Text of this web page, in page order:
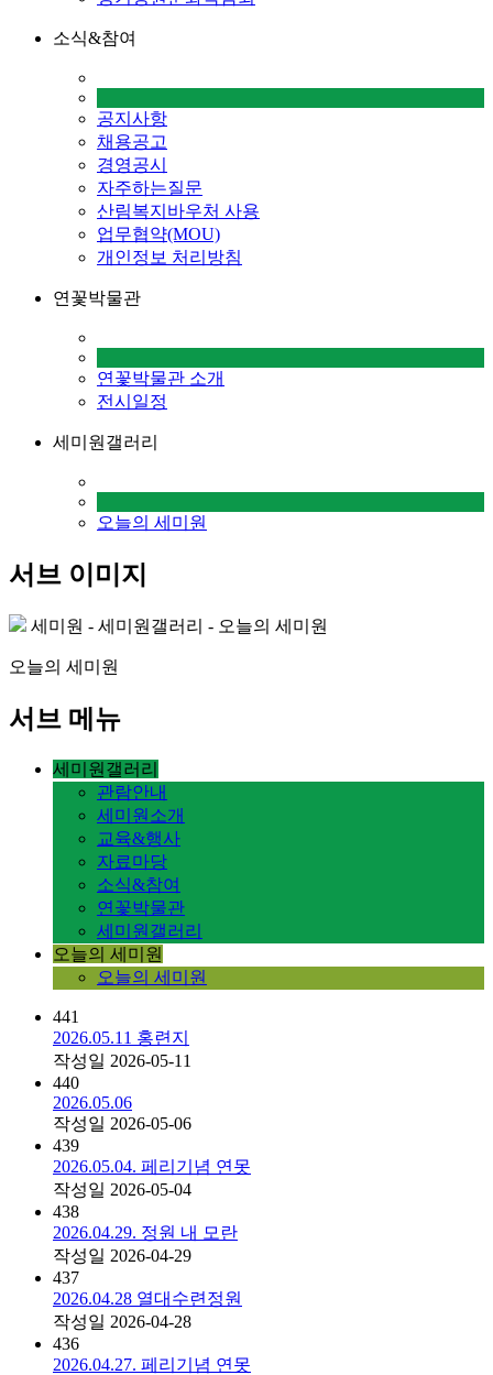
소식&참여
공지사항
채용공고
경영공시
자주하는질문
산림복지바우처 사용
업무협약(MOU)
개인정보 처리방침
연꽃박물관
연꽃박물관 소개
전시일정
세미원갤러리
오늘의 세미원
서브 이미지
세미원 - 세미원갤러리 - 오늘의 세미원
오늘의 세미원
서브 메뉴
세미원갤러리
관람안내
세미원소개
교육&행사
자료마당
소식&참여
연꽃박물관
세미원갤러리
오늘의 세미원
오늘의 세미원
441
2026.05.11 홍련지
작성일 2026-05-11
440
2026.05.06
작성일 2026-05-06
439
2026.05.04. 페리기념 연못
작성일 2026-05-04
438
2026.04.29. 정원 내 모란
작성일 2026-04-29
437
2026.04.28 열대수련정원
작성일 2026-04-28
436
2026.04.27. 페리기념 연못